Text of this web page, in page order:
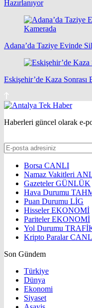
Hazırlanıyor
Adana’da Taziye Evinde
Eskişehir’de Kaza Sonrası
Haberleri güncel olarak e-
Borsa CANLI
Namaz Vakitleri
GazetelerGÜNLÜK
Hava Durumu
Puan Durumu LİG
HisselerEKONOMİ
ParitelerEKONOMİ
Yol Durumu
Kripto Paralar
Son Gündem
Türkiye
Dünya
Ekonomi
Siyaset